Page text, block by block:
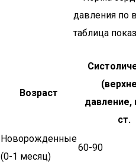
Возраст
давление,
ст.
Новорожденные
(0-1 месяц)
60-90